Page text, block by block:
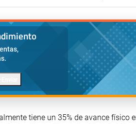
tiene un 35% de avance físico